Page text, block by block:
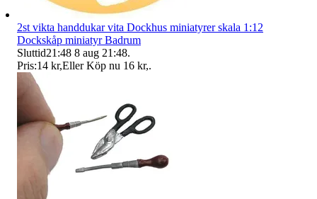
2st vikta handdukar vita Dockhus miniatyrer skala 1:12
Dockskåp miniatyr Badrum
Sluttid21:48 8 aug 21:48.
Pris:14 kr,Eller Köp nu 16 kr,.